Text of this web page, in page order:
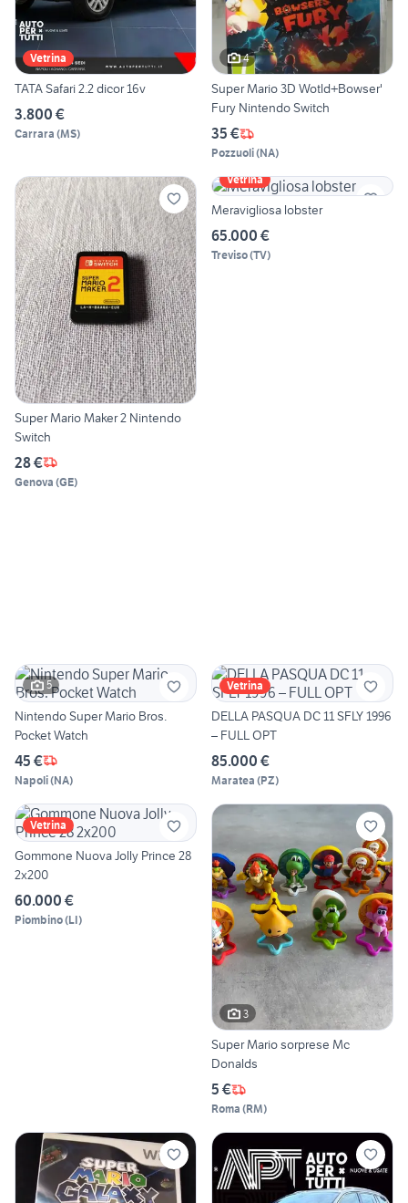
Vetrina
TATA Safari 2.2 dicor 16v
3.800 €
Carrara (MS)
4
Super Mario 3D Wotld+Bowser'
Fury Nintendo Switch
35 €
Pozzuoli(NA)
Super Mario Maker 2 Nintendo
Switch
28 €
Genova (GE)
Vetrina
Meravigliosa lobster
65.000 €
Treviso(TV)
5
Nintendo Super Mario Bros.
Pocket Watch
45 €
Napoli(NA)
Vetrina
DELLA PASQUA DC 11 SFLY 1996
– FULL OPT
85.000 €
Maratea (PZ)
Vetrina
Gommone Nuova Jolly Prince 28
2x200
60.000 €
Piombino(LI)
3
Super Mario sorprese Mc
Donalds
5 €
Roma (RM)